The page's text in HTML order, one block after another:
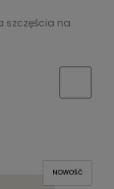
szczęścia na
NOWOŚĆ